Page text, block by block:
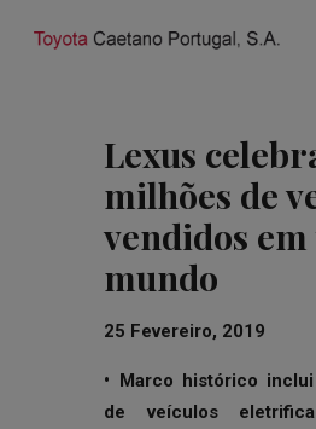
Lexus
milhões de
vendidos em
mundo
25 Fevereiro, 2019
• Marco histórico
de veículos